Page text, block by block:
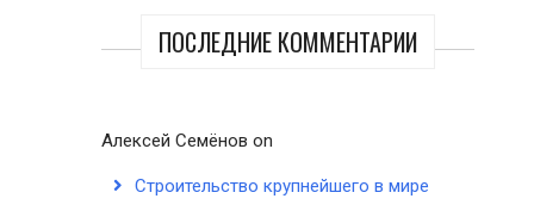
ПОСЛЕДНИЕ КОММЕНТАРИИ
Алексей Семёнов on
Строительство крупнейшего в мире